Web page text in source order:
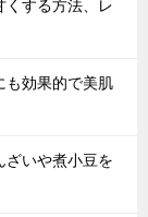
くする方法、レ
も効果的で美肌
ざいや煮小豆を